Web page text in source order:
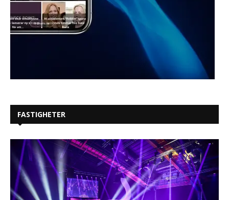
FASTIGHETER